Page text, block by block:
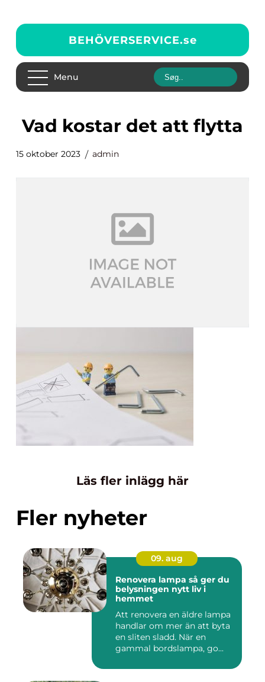
BEHÖVERSERVICE.se
Menu
vad kostar det att flytta
15 oktober 2023 admin
Läs fler inlägg här
Fler nyheter
09. aug
Renovera lampa så ger du
belysningen nytt liv i
hemmet
Att renovera en äldre lampa
handlar om mer än att byta
en sliten sladd. När en
gammal bordslampa, go...